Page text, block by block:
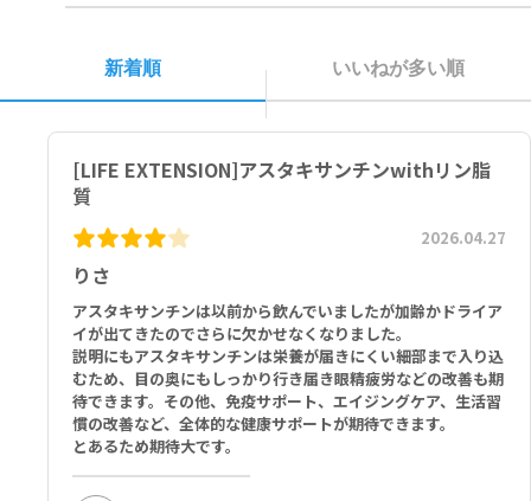
ヴァージンオリーブオイル、精製水
新着順 いいねが多い順
[LIFE EXTENSION]アスタキサンチンwithリン脂
質
りさ
2026.04.27
アスタキサンチンは以前から飲んでいましたが加齢かドライア
イが出てきたのでさらに欠かせなくなりました。
説明にもアスタキサンチンは栄養が届きにくい細部まで入り込
むため、目の奥にもしっかり行き届き眼精疲労などの改善も期
待できます。その他、免疫サポート、エイジングケア、生活習
慣の改善など、全体的な健康サポートが期待できます。
とあるため期待大です。